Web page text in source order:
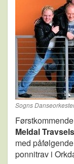
Sogns
Meldal
med
ponnitrav i